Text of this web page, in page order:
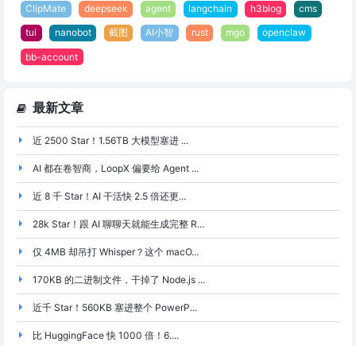
ClipMate deepseek agent langchain h3blog cms
tui nanobot 截图 AI小智 rust mgo openclaw
bb-account
最新文章
近 2500 Star！1.56TB 大模型塞进 ...
AI 都在卷智商，LoopX 偏要给 Agent ...
近 8 千 Star！AI 干活快 2.5 倍还更...
28k Star！跟 AI 聊聊天就能生成完整 R...
仅 4MB 却吊打 Whisper？这个 macO...
170KB 的二进制文件，干掉了 Node.js ...
近千 Star！560KB 塞进整个 PowerP...
比 HuggingFace 快 1000 倍！6....